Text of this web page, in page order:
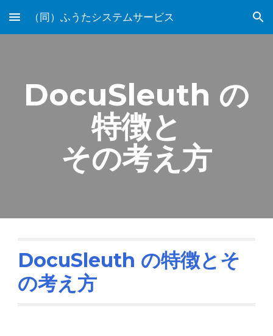
Skip to main content Skip to navigation
（同）ふうたシステムサービス
DocuSleuth の
特徴と
その考え方
DocuSleuth の特徴とそ
の考え方